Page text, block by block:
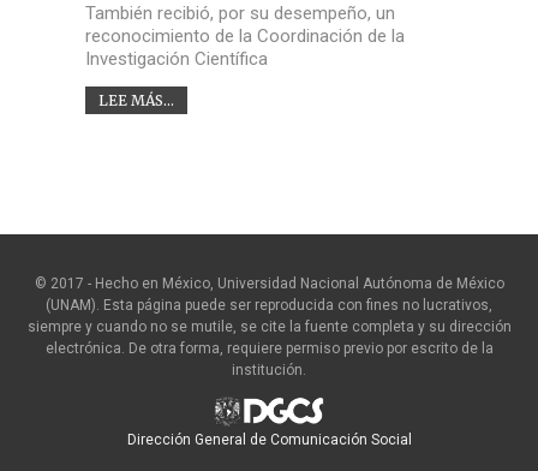
También recibió, por su desempeño, un
reconocimiento de la Coordinación de la
Investigación Científica
LEE MÁS...
© 2017 - Hecho en México, Universidad Nacional Autónoma de México
(UNAM). Esta página puede ser reproducida con fines no lucrativos,
siempre y cuando no se mutile, se cite la fuente completa y su dirección
electrónica. De otra forma, requiere permiso previo por escrito de la
institución.
Dirección General de Comunicación Social